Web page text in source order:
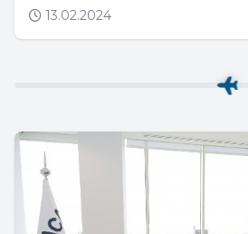
иваз намуд. ...
13.02.2024